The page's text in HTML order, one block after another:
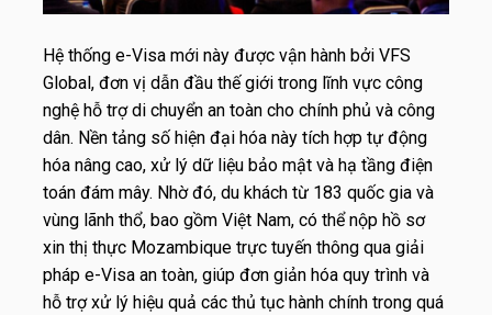
Hệ thống e-Visa mới này được vận hành bởi VFS
Global, đơn vị dẫn đầu thế giới trong lĩnh vực công
nghệ hỗ trợ di chuyển an toàn cho chính phủ và công
dân. Nền tảng số hiện đại hóa này tích hợp tự động
hóa nâng cao, xử lý dữ liệu bảo mật và hạ tầng điện
toán đám mây. Nhờ đó, du khách từ 183 quốc gia và
vùng lãnh thổ, bao gồm Việt Nam, có thể nộp hồ sơ
xin thị thực Mozambique trực tuyến thông qua giải
pháp e-Visa an toàn, giúp đơn giản hóa quy trình và
hỗ trợ xử lý hiệu quả các thủ tục hành chính trong quá